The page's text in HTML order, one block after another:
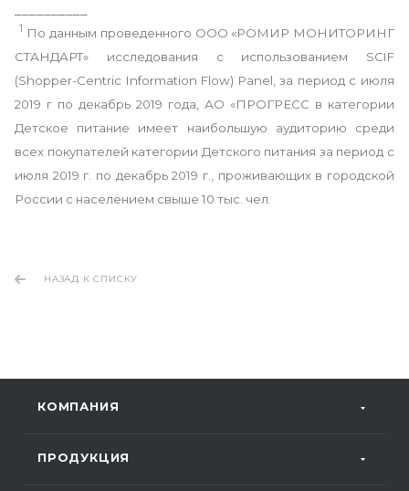
1 По данным проведенного ООО «РОМИР МОНИТОРИНГ
СТАНДАРТ» исследования с использованием SCIF
(Shopper-Centric Information Flow) Panel, за период с июля
2019 г по декабрь 2019 года, АО «ПРОГРЕСС в категории
Детское питание имеет наибольшую аудиторию среди
всех покупателей категории Детского питания за период с
июля 2019 г. по декабрь 2019 г., проживающих в городской
России с населением свыше 10 тыс. чел.
НАЗАД К СПИСКУ
КОМПАНИЯ
ПРОДУКЦИЯ